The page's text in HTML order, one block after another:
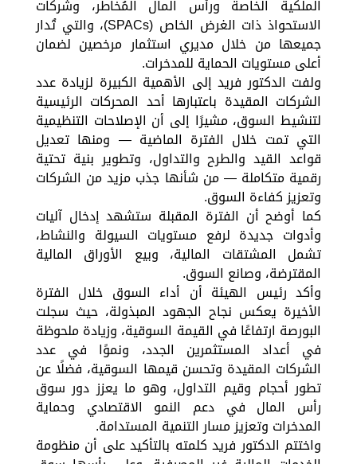
الملكية الخاصة ورأس المال المُخاطر، وشركات
الاستحواذ ذات الغرض الخاص (SPACs)، والتي تُدار
جميعها من خلال مديري استثمار مرخصين لضمان
أعلى مستويات الحماية للمدخرات.
ولفت الدكتور فريد إلى الأهمية الكبيرة لزيادة عدد
الشركات المقيدة باعتبارها أحد المحركات الرئيسية
لتنشيط السوق، مشيرًا إلى أن الإصلاحات التنظيمية
التي تمت خلال الفترة الماضية — ومنها تعديل
قواعد القيد والطرح والتداول، وتطوير بنية تحتية
رقمية متكاملة — من شأنها جذب مزيد من الشركات
وتعزيز كفاءة السوق.
كما أوضح أن الفترة المقبلة ستشهد إدخال آليات
وأدوات جديدة لرفع مستويات السيولة والنشاط،
تشمل المشتقات المالية، وبيع الأوراق المالية
المقترضة، وصانع السوق.
وأكد رئيس الهيئة أن أداء السوق خلال الفترة
الأخيرة يعكس نجاح الجهود المبذولة، حيث سجلت
البورصة ارتفاعًا في القيمة السوقية، وزيادة ملحوظة
في أعداد المستثمرين الجدد، ونموًا في عدد
الشركات المقيدة وتحسن قيمها السوقية، فضلًا عن
تطور أحجام وقيم التداول، وهو ما يعزز دور سوق
رأس المال في دعم النمو الاقتصادي وحماية
المدخرات وتعزيز مسار التنمية المستدامة.
واختتم الدكتور فريد كلمته بالتأكيد على أن منظومة